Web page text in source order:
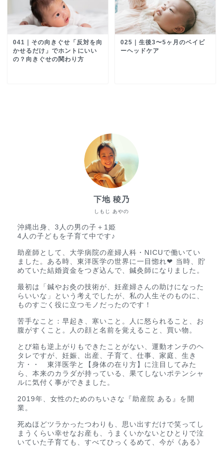
041｜その向きぐせ「反対を向
かせるだけ」でホントにいい
の？向きぐせの関わり方
025｜生後3〜5ヶ月のベイビ
ーヘッドケア
しもじ あやの
下地 稜乃
沖縄出身、3人の男の子＋1姫
4人の子どもを子育て中です♪
助産師として、大学病院の産婦人科・NICUで働いてい
ました。ある時、東洋医学の世界に一目惚れ❤︎ 当時、貯
めていた結婚資金をつぎ込んで、鍼灸師になりました。
最初は「鍼やお灸の技術が、妊産婦さんの助けになった
らいいな」という考えでしたが、私の人生そのものに、
ものすごく役に立つモノだったのです！
苦手なこと：早起き、寒いこと。人に怒られること、お
腹がすくこと。人の顔と名前を覚えること、買い物。
とび箱も逆上がりもできたことがない、運動オンチのヘ
タレですが、妊娠、出産、子育て、仕事、家庭、生き
方・・ 東洋医学と【身体の在り方】に注目してみた
ら、本来のカラダが持っている、果てしないポテンシャ
ルに気付く事ができました。
2019年、女性のためのちいさな『助産院 ある』を開
業。
死ぬほどツラかったつわりも、思い出すだけで笑ってし
まうくらい幸せなお産も、うまくいかないとひとりで泣
いていた子育ても、すべてひっくるめて、今が《ある》